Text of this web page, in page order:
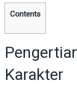
Contents
Karakter